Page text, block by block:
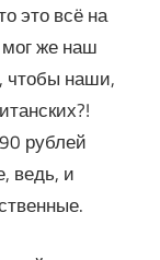
это всё на
же наш
чтобы наши,
рублей
ведь, и